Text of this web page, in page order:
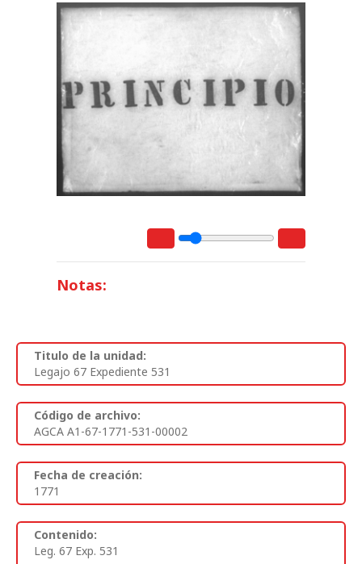
Notas:
Titulo de la unidad:
Legajo 67 Expediente 531
Código de archivo:
AGCA A1-67-1771-531-00002
Fecha de creación:
1771
Contenido:
Leg. 67 Exp. 531